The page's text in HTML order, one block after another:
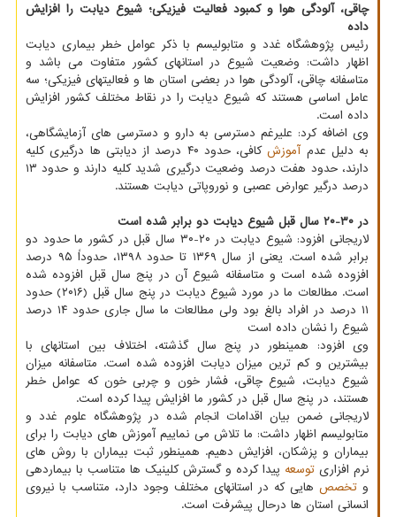
چاقی، آلودگی هوا و کمبود فعالیت فیزیکی؛ شیوع دیابت را افزایش
داده
رئیس پژوهشگاه غدد و متابولیسم با ذکر عوامل خطر بیماری دیابت
اظهار داشت: وضعیت شیوع در استانهای کشور متفاوت می باشد و
متاسفانه چاقی، آلودگی هوا در بعضی استان ها و فعالیتهای فیزیکی؛ سه
عامل اساسی هستند که شیوع دیابت را در نقاط مختلف کشور افزایش
داده است.
وی اضافه کرد: علیرغم دسترسی به دارو و دسترسی های آزمایشگاهی،
به دلیل عدمآموزش
کافی، حدود ۴۰ درصد از دیابتی ها درگیری کلیه
دارند، حدود هفت درصد وضعیت درگیری شدید کلیه دارند و حدود ۱۳
درصد درگیر عوارض عصبی و نوروپاتی دیابت هستند.
در ۳۰-۲۰ سال قبل شیوع دیابت دو برابر شده است
لاریجانی افزود: شیوع دیابت در ۲۰-۳۰ سال قبل در کشور ما حدود دو
برابر شده است. یعنی از سال ۱۳۶۹ تا حدود ۱۳۹۸، حدوداً ۹۵ درصد
افزوده شده است و متاسفانه شیوع آن در پنج سال قبل افزوده شده
است. مطالعات ما در مورد شیوع دیابت در پنج سال قبل (۲۰۱۶) حدود
۱۱ درصد در افراد بالغ بود ولی مطالعات ما سال جاری حدود ۱۴ درصد
شیوع را نشان داده است
وی افزود: همینطور در پنج سال گذشته، اختلاف بین استانهای با
بیشترین و کم ترین میزان دیابت افزوده شده است. متاسفانه میزان
شیوع دیابت، شیوع چاقی، فشار خون و چربی خون که عوامل خطر
هستند، در پنج سال قبل در کشور ما افزایش پیدا کرده است.
لاریجانی ضمن بیان اقدامات انجام شده در پژوهشگاه علوم غدد و
متابولیسم اظهار داشت: ما تلاش می نماییم آموزش های دیابت را برای
بیماران و پزشکان، افزایش دهیم. همینطور ثبت بیماران با روش های
نرم افزاری توسعه پیدا کرده و گسترش کلینیک ها متناسب با بیماردهی
و تخصص هایی که در استانهای مختلف وجود دارد، متناسب با نیروی
انسانی استان ها درحال پیشرفت است.